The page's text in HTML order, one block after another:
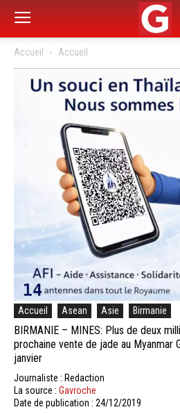
Accueil Accueil
Accueil Asean Asie Birmanie
BIRMANIE – MINES: Plus de deux
prochaine vente de jade au Myanmar
janvier
Journaliste : Redaction
La source : Gavroche
Date de publication : 24/12/2019